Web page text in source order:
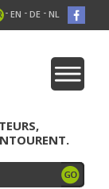
- EN - DE - NL